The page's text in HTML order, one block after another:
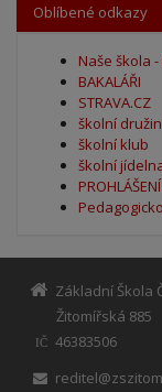
Oblíbené odkazy
Naše škola
BAKALÁŘI
STRAVA.CZ
školní
školní klub
školní
Základní Škola
Žitomířská 885
IČ
46383506